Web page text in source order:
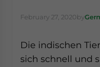
February 27, 2020by
Die indischen
sich schnell und